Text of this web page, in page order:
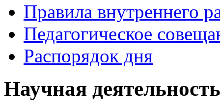
Правила внутреннего
Педагогическое
Распорядок дня
Научная деятельность